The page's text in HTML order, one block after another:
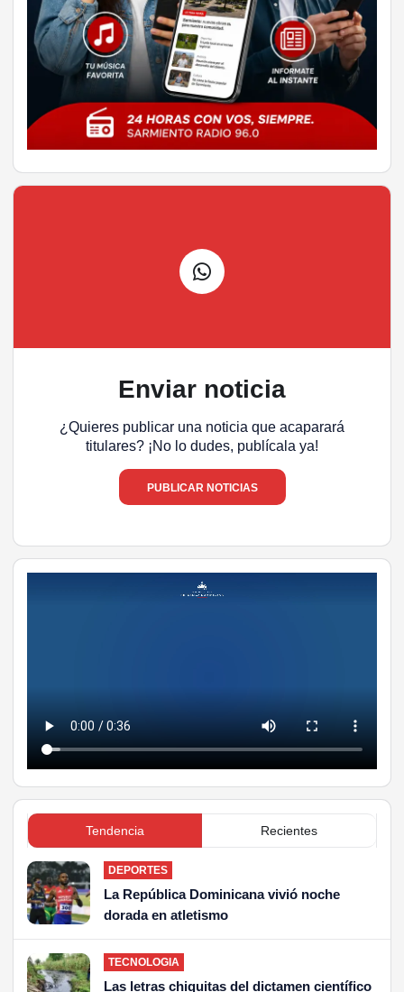
Enviar noticia
¿Quieres publicar una noticia que acaparará
titulares? ¡No lo dudes, publícala ya!
PUBLICAR NOTICIAS
Tendencia Recientes
DEPORTES
La República Dominicana vivió noche
dorada en atletismo
TECNOLOGIA
Las letras chiquitas del dictamen científico